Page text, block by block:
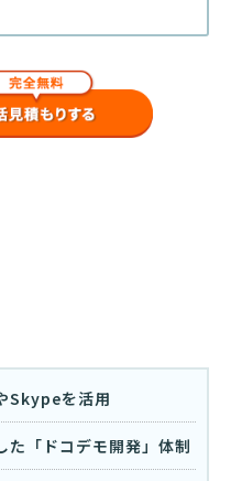
Skypeを活用
た「ドコデモ開発」体制